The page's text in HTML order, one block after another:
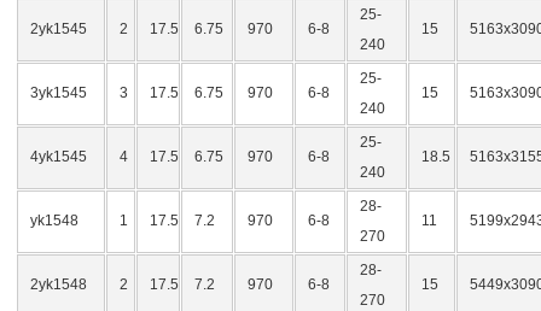
2yk1545 2 17.5 6.75 970 6-8
25-
240
15
3yk1545 3 17.5 6.75 970 6-8
25-
240
15
4yk1545 4 17.5 6.75 970 6-8
25-
240
18.5
yk1548 1 17.5 7.2 970 6-8
28-
270
11
2yk1548 2 17.5 7.2 970 6-8
28-
270
15